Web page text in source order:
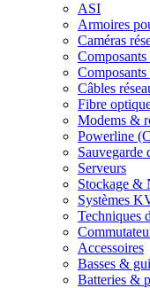
ASI
Armoires
Caméras
Câbles
Fibre
Modems &
Powerline
Sauvegarde
Serveurs
Stockage &
Systèmes
Techniques
Accessoires
Basses &
Batteries &